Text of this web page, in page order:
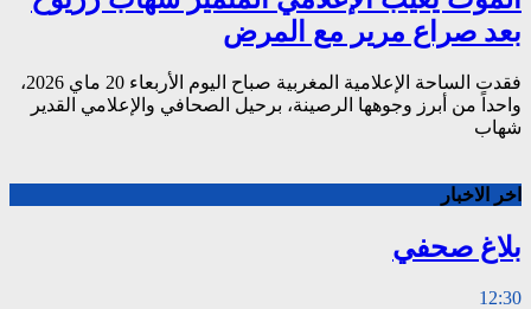
بعد صراع مرير مع المرض
فقدت الساحة الإعلامية المغربية صباح اليوم الأربعاء 20 ماي 2026،
واحداً من أبرز وجوهها الرصينة، برحيل الصحافي والإعلامي القدير
شهاب
اخر الاخبار
بلاغ صحفي
12:30